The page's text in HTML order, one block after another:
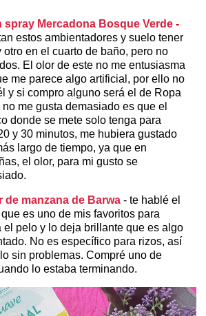
spray Mercadona Bosque Verde -
estos ambientadores y suelo tener
otro en el cuarto de baño, pero no
El olor de este no me entusiasma
me parece algo artificial, por ello no
y si compro alguno será el de Ropa
me gusta demasiado es que el
donde se mete solo tenga para
y 30 minutos, me hubiera gustado
largo de tiempo, ya que en
el olor, para mi gusto se
manzana de Barwa - te hablé el
es uno de mis favoritos para
el pelo y lo deja brillante que es algo
No es específico para rizos, así
sin problemas. Compré uno de
lo estaba terminando.